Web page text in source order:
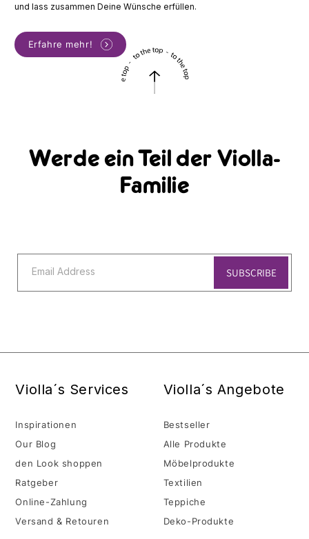
und lass zusammen Deine Wünsche erfüllen.
Erfahre mehr!
Werde ein Teil der Violla-
Familie
Email Address SUBSCRIBE
Violla´s Services
Inspirationen
Our Blog
den Look shoppen
Ratgeber
Online-Zahlung
Versand & Retouren
Violla´s Angebote
Bestseller
Alle Produkte
Möbelprodukte
Textilien
Teppiche
Deko-Produkte